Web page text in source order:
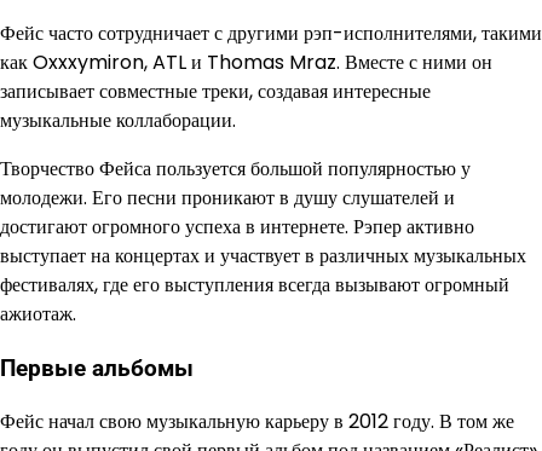
Фейс часто сотрудничает с другими рэп-исполнителями, такими
как Oxxxymiron, ATL и Thomas Mraz. Вместе с ними он
записывает совместные треки, создавая интересные
музыкальные коллаборации.
Творчество Фейса пользуется большой популярностью у
молодежи. Его песни проникают в душу слушателей и
достигают огромного успеха в интернете. Рэпер активно
выступает на концертах и участвует в различных музыкальных
фестивалях, где его выступления всегда вызывают огромный
ажиотаж.
Первые альбомы
Фейс начал свою музыкальную карьеру в 2012 году. В том же